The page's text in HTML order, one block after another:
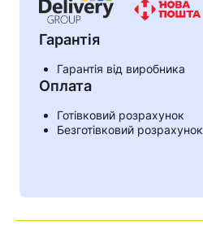
Гарантія
Гарантія від виробника
Оплата
Готівковий розрахунок
Безготівковий розрахунок